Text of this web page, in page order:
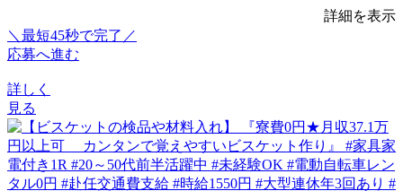
詳細を表示
＼最短45秒で完了／
応募へ進む
詳しく
見る